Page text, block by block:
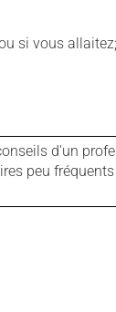
si vous allaitez;
d'un
peu